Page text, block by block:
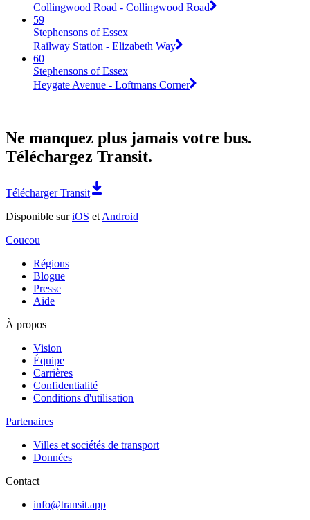
Collingwood Road - Collingwood Road
59
Stephensons of Essex
Railway Station - Elizabeth Way
60
Stephensons of Essex
Heygate Avenue - Loftmans Corner
Ne manquez plus jamais votre bus.
Téléchargez Transit.
Télécharger Transit
Disponible suriOS et Android
Coucou
Régions
Blogue
Presse
Aide
À propos
Vision
Équipe
Carrières
Confidentialité
Conditions d'utilisation
Partenaires
Villes et sociétés de transport
Données
Contact
info@transit.app